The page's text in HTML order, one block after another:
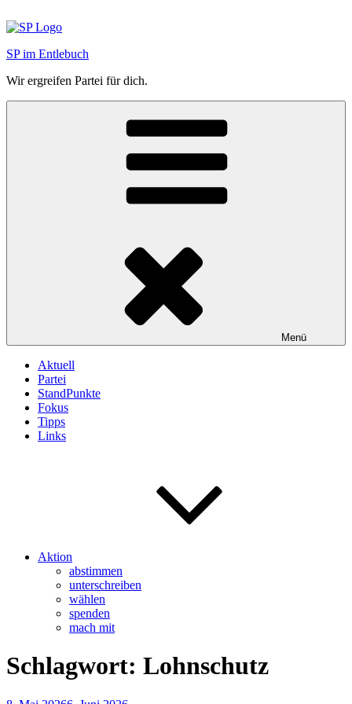
Inhalt
SP im Entlebuch
Wir ergreifen Partei für dich.
Menü
Aktuell
Partei
StandPunkte
Fokus
Tipps
Links
Aktion
abstimmen
unterschreiben
wählen
spenden
mach mit
Schlagwort: Lohnschutz